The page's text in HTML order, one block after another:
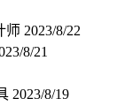
师 2023/8/22
8/21
2023/8/19